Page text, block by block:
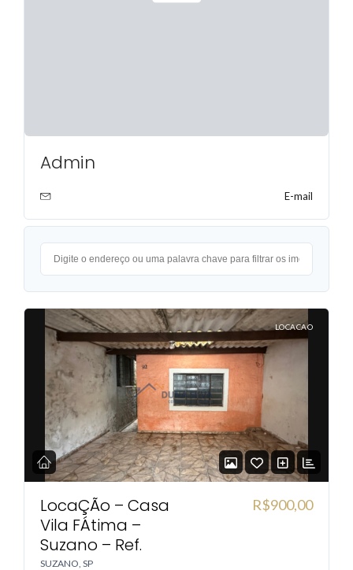
Admin
E-mail
LOCACAO
LocaÇÃo – Casa
Vila FÁtima –
Suzano – Ref.
SUZANO, SP
R$900,00